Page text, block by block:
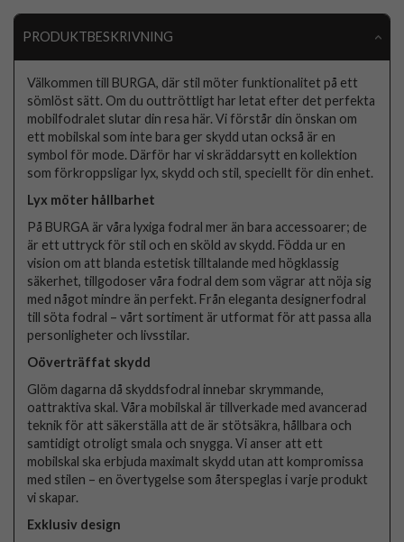
PRODUKTBESKRIVNING
Välkommen till BURGA, där stil möter funktionalitet på ett
sömlöst sätt. Om du outtröttligt har letat efter det perfekta
mobilfodralet slutar din resa här. Vi förstår din önskan om
ett mobilskal som inte bara ger skydd utan också är en
symbol för mode. Därför har vi skräddarsytt en kollektion
som förkroppsligar lyx, skydd och stil, speciellt för din enhet.
Lyx möter hållbarhet
På BURGA är våra lyxiga fodral mer än bara accessoarer; de
är ett uttryck för stil och en sköld av skydd. Födda ur en
vision om att blanda estetisk tilltalande med högklassig
säkerhet, tillgodoser våra fodral dem som vägrar att nöja sig
med något mindre än perfekt. Från eleganta designerfodral
till söta fodral – vårt sortiment är utformat för att passa alla
personligheter och livsstilar.
Oöverträffat skydd
Glöm dagarna då skyddsfodral innebar skrymmande,
oattraktiva skal. Våra mobilskal är tillverkade med avancerad
teknik för att säkerställa att de är stötsäkra, hållbara och
samtidigt otroligt smala och snygga. Vi anser att ett
mobilskal ska erbjuda maximalt skydd utan att kompromissa
med stilen – en övertygelse som återspeglas i varje produkt
vi skapar.
Exklusiv design